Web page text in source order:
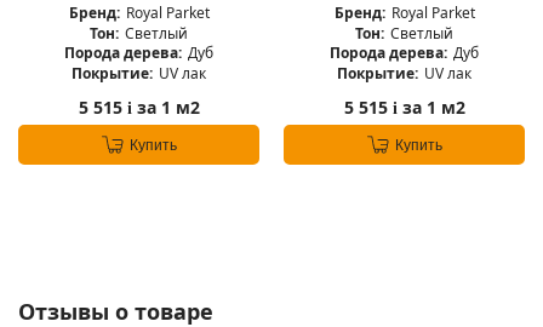
Бренд: Royal Parket
Тон: Светлый
Порода дерева: Дуб
Покрытие: UV лак
5 515 iза 1 м2
Купить
Бренд: Royal Parket
Тон: Светлый
Порода дерева: Дуб
Покрытие: UV лак
5 515 iза 1 м2
Купить
Отзывы о товаре